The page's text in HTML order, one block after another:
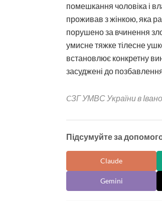
помешкання чоловіка і
проживав з жінкою, яка
порушено за вчинення
умисне тяжке тілесне
встановлює конкретну
засуджені до позбавлення
CЗГ УМВС України в
Підсумуйте за
Claude
Gemini